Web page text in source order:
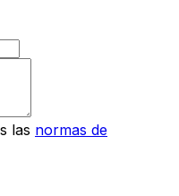
las normas de